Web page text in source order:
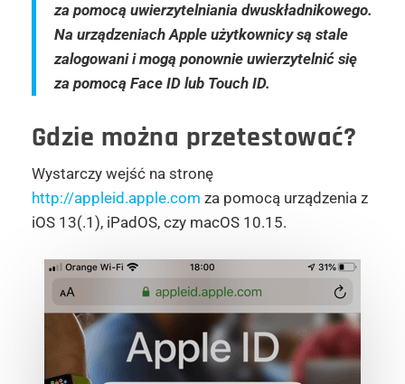
za pomocą uwierzytelniania dwuskładnikowego.
Na urządzeniach Apple użytkownicy są stale
zalogowani i mogą ponownie uwierzytelnić się
za pomocą Face ID lub Touch ID.
Gdzie można przetestować?
Wystarczy wejść na stronę
http://appleid.apple.com za pomocą urządzenia z
iOS 13(.1), iPadOS, czy macOS 10.15.